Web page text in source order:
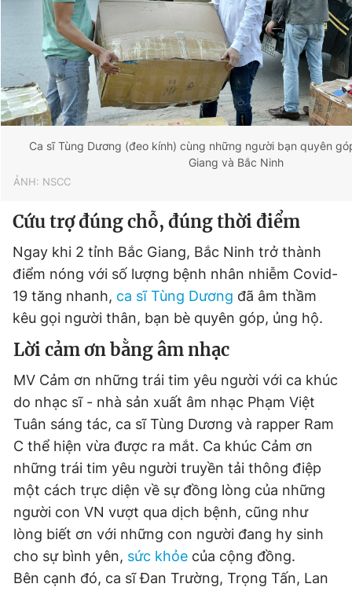
Ca sĩ Tùng Dương (đeo kính) cùng những người bạn quyên
Giang và Bắc Ninh
ẢNH: NSCC
Cứu trợ đúng chỗ, đúng thời điểm
Ngay khi 2 tỉnh Bắc Giang, Bắc Ninh trở thành
điểm nóng với số lượng bệnh nhân nhiễm Covid-
19 tăng nhanh, ca sĩ Tùng Dương đã âm thầm
kêu gọi người thân, bạn bè quyên góp, ủng hộ.
Lời cảm ơn bằng âm nhạc
MV Cảm ơn những trái tim yêu người với ca khúc
do nhạc sĩ - nhà sản xuất âm nhạc Phạm Việt
Tuân sáng tác, ca sĩ Tùng Dương và rapper Ram
C thể hiện vừa được ra mắt. Ca khúc Cảm ơn
những trái tim yêu người truyền tải thông điệp
một cách trực diện về sự đồng lòng của những
người con VN vượt qua dịch bệnh, cũng như
lòng biết ơn với những con người đang hy sinh
cho sự bình yên, sức khỏe của cộng đồng.
Bên cạnh đó, ca sĩ Đan Trường, Trọng Tấn, Lan